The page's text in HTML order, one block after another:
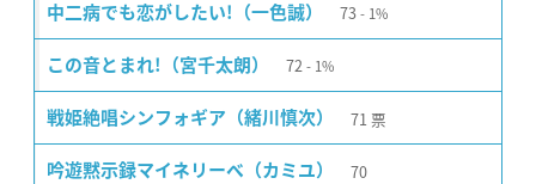
中二病でも恋がしたい!（一色誠） 73 1%
この音とまれ!（宮千太朗） 72 1%
戦姫絶唱シンフォギア（緒川慎次） 71 票
吟遊黙示録マイネリーベ（カミユ） 70